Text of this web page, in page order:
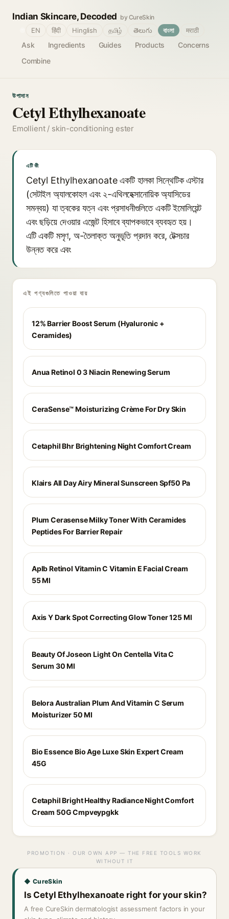
Indian Skincare, Decoded by CureSkin
Ask Ingredients Guides Products
Concerns
Combine
EN हिंदी Hinglish தமிழ் తెలుగు বাংলা मराठी
উপাদান
Cetyl Ethylhexanoate
Emollient / skin-conditioning ester
এটি কী
Cetyl Ethylhexanoate একটি হালকা সিন্থেটিক এস্টার
(সেটাইল অ্যালকোহল এবং ২-এথিলহেক্সানোয়িক অ্যাসিডের
সমন্বয়) যা ত্বকের যত্ন এবং প্রসাধনীগুলিতে একটি ইমোলিয়েন্ট
এবং ছড়িয়ে দেওয়ার এজেন্ট হিসাবে ব্যাপকভাবে ব্যবহৃত হয়।
এটি একটি মসৃণ, অ-তৈলাক্ত অনুভূতি প্রদান করে, টেক্সচার
উন্নত করে এবং
এই পণ্যগুলিতে পাওয়া যায়
12% Barrier Boost Serum (Hyaluronic +
Ceramides)
Anua Retinol 0 3 Niacin Renewing Serum
CeraSense™ Moisturizing Crème For Dry Skin
Cetaphil Bhr Brightening Night Comfort Cream
Klairs All Day Airy Mineral Sunscreen Spf50 Pa
Plum Cerasense Milky Toner With Ceramides
Peptides For Barrier Repair
Aplb Retinol Vitamin C Vitamin E Facial Cream
55 Ml
Axis Y Dark Spot Correcting Glow Toner 125 Ml
Beauty Of Joseon Light On Centella Vita C
Serum 30 Ml
Belora Australian Plum And Vitamin C Serum
Moisturizer 50 Ml
Bio Essence Bio Age Luxe Skin Expert Cream
45G
Cetaphil Bright Healthy Radiance Night Comfort
Cream 50G Cmpveypgkk
PROMOTION · OUR OWN APP — THE FREE TOOLS WORK
WITHOUT IT
◆ CureSkin
Is Cetyl Ethylhexanoate right for your skin?
A free CureSkin dermatologist assessment factors in your